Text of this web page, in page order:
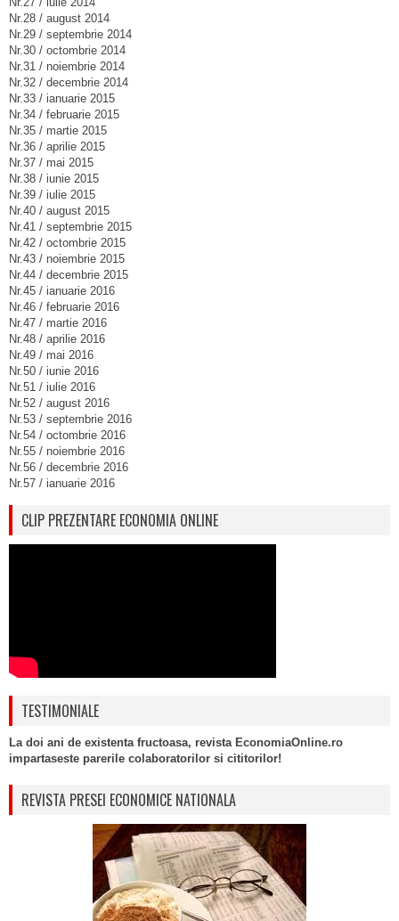
Nr.28 / august 2014
Nr.29 / septembrie 2014
Nr.30 / octombrie 2014
Nr.31 / noiembrie 2014
Nr.32 / decembrie 2014
Nr.33 / ianuarie 2015
Nr.34 / februarie 2015
Nr.35 / martie 2015
Nr.36 / aprilie 2015
Nr.37 / mai 2015
Nr.38 / iunie 2015
Nr.39 / iulie 2015
Nr.40 / august 2015
Nr.41 / septembrie 2015
Nr.42 / octombrie 2015
Nr.43 / noiembrie 2015
Nr.44 / decembrie 2015
Nr.45 / ianuarie 2016
Nr.46 / februarie 2016
Nr.47 / martie 2016
Nr.48 / aprilie 2016
Nr.49 / mai 2016
Nr.50 / iunie 2016
Nr.51 / iulie 2016
Nr.52 / august 2016
Nr.53 / septembrie 2016
Nr.54 / octombrie 2016
Nr.55 / noiembrie 2016
Nr.56 / decembrie 2016
Nr.57 / ianuarie 2016
CLIP PREZENTARE ECONOMIA ONLINE
TESTIMONIALE
La doi ani de existenta fructoasa, revista EconomiaOnline.ro
impartaseste parerile colaboratorilor si cititorilor!
REVISTA PRESEI ECONOMICE NATIONALA